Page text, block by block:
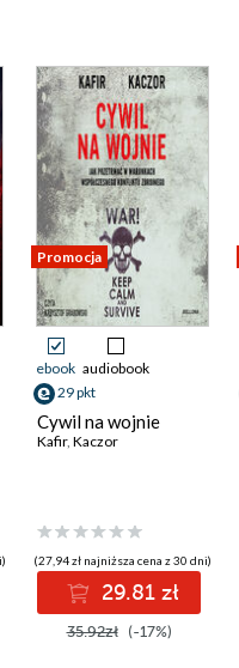
Promocja
ebook audiobook
29 pkt
Cywil na wojnie
Kafir, Kaczor
(27,94 zł najniższa cena z 30 dni)
29.81 zł
35.92zł (-17%)